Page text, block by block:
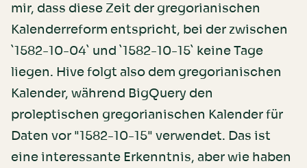
mir, dass diese Zeit der gregorianischen
Kalenderreform entspricht, bei der zwischen
`1582-10-04` und `1582-10-15` keine Tage
liegen. Hive folgt also dem gregorianischen
Kalender, während BigQuery den
proleptischen gregorianischen Kalender für
Daten vor "1582-10-15" verwendet. Das ist
eine interessante Erkenntnis, aber wie haben